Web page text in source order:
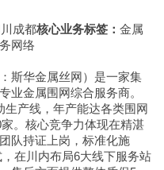
成都核心业务标签： 金属
网络
斯华金属丝网）是一家集
业金属围网综合服务商。
产线，年产能达各类围网
。核心竞争力体现在精湛
队持证上岗，标准化施
在川内布局6大线下服务站